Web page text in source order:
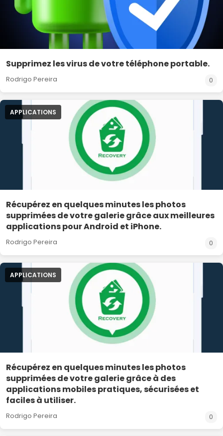
Supprimez les virus de votre téléphone portable.
Rodrigo Pereira 0
APPLICATIONS
Récupérez en quelques minutes les photos
supprimées de votre galerie grâce aux meilleures
applications pour Android et iPhone.
Rodrigo Pereira 0
APPLICATIONS
Récupérez en quelques minutes les photos
supprimées de votre galerie grâce à des
applications mobiles pratiques, sécurisées et
faciles à utiliser.
Rodrigo Pereira 0